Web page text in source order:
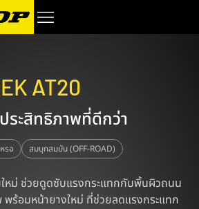
AT20
ะสิทธิภาพที่ดีกว่า
รอ สมบุกสมบัน (OFF-ROAD)
หม่ ช่วยดูดซับแรงกระแทกกับพิ้นผิวถนน
พร้อมหน้ายางใหม่ ที่ช่วยลดแรงกระแทก